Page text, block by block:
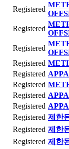
Registered
Registered
Registered
Registered
Registered
Registered
Registered
Registered
Registered 제한
Registered 제한
Registered 제한